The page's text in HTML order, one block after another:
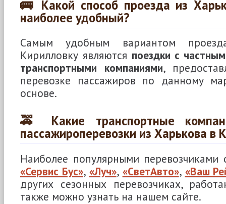
🚌 Какой способ проезда из
наиболее удобный?
Самым удобным вариантом
Кирилловку являются поездки с
транспортными компаниями,
перевозке пассажиров по данному
основе.
🚕 Какие транспортные
пассажироперевозки из Харькова в
Наиболее популярными перевозчиками
«Сервис Бус», «Луч», «СветАвто», «Ваш
других сезонных перевозчиках,
также можно узнать на нашем сайте.